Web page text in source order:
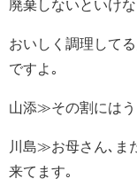
廃棄しないといけ
おいしく調理して
ですよ｡
山添≫その割にはう
川島≫お母さん､ま
来てます｡